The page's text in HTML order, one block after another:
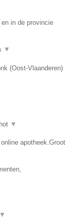
in de provincie
▼
(Oost-Vlaanderen)
▼
apotheek.Groot
▼